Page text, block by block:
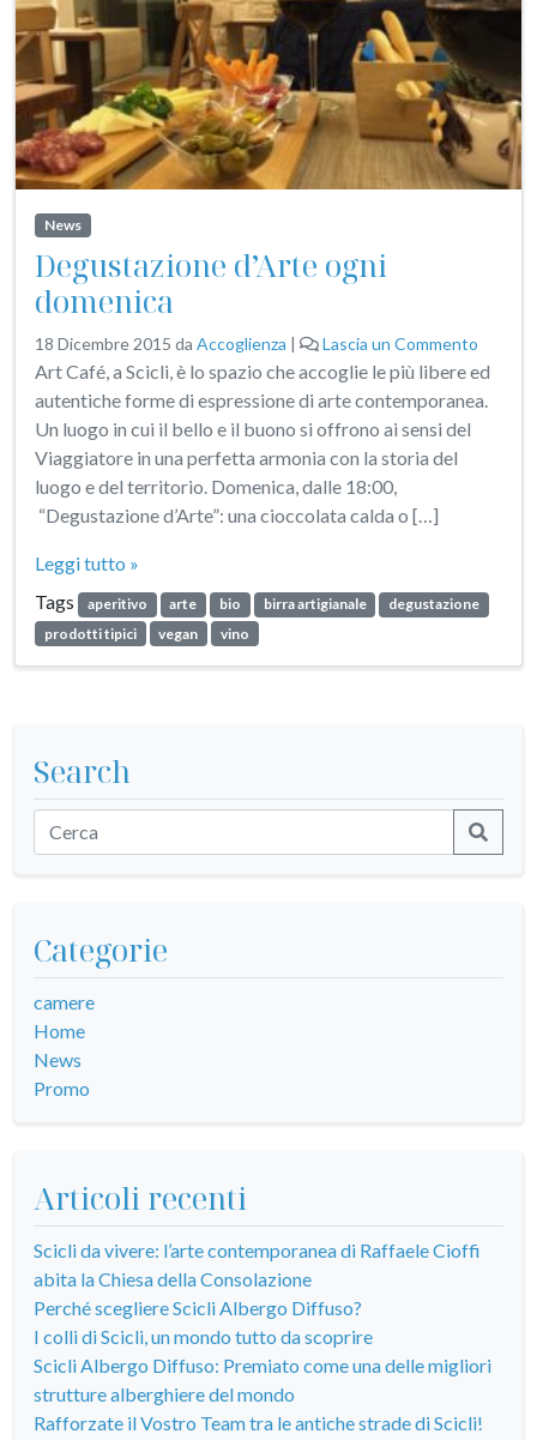
News
Degustazione d’Arte ogni
domenica
18 Dicembre 2015 da Accoglienza | Lascia un Commento
Art Café, a Scicli, è lo spazio che accoglie le più libere ed
autentiche forme di espressione di arte contemporanea.
Un luogo in cui il bello e il buono si offrono ai sensi del
Viaggiatore in una perfetta armonia con la storia del
luogo e del territorio. Domenica, dalle 18:00,
“Degustazione d’Arte”: una cioccolata calda o […]
Leggi tutto »
Tags
aperitivo arte bio birra artigianale
degustazione
prodotti tipici
vegan vino
Search
Categorie
camere
Home
News
Promo
Articoli recenti
Scicli da vivere: l’arte contemporanea di Raffaele Cioffi
abita la Chiesa della Consolazione
Perché scegliere Scicli Albergo Diffuso?
I colli di Scicli, un mondo tutto da scoprire
Scicli Albergo Diffuso: Premiato come una delle migliori
strutture alberghiere del mondo
Rafforzate il Vostro Team tra le antiche strade di Scicli!